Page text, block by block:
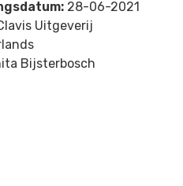
28-06-2021
Uitgeverij
Bijsterbosch